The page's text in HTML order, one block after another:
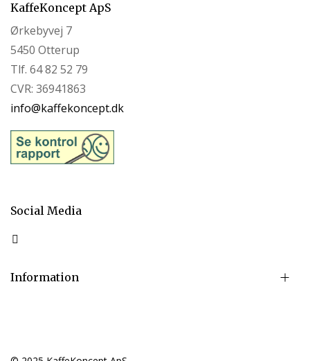
KaffeKoncept ApS
Ørkebyvej 7
5450 Otterup
Tlf. 64 82 52 79
CVR: 36941863
info@kaffekoncept.dk
Information
Social Media